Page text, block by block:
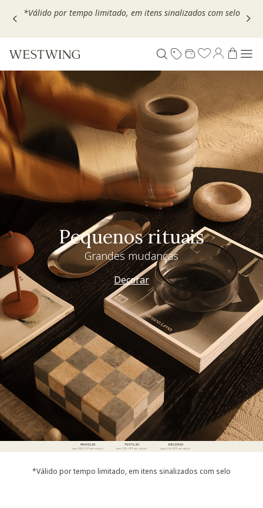
Escolha seu VOUCHER e ganhe até 30% OFF*: useMOVEL30,
Pequenos rituais
Grandes mudanças
Decorar
*Válido por tempo limitado, em itens sinalizados com selo